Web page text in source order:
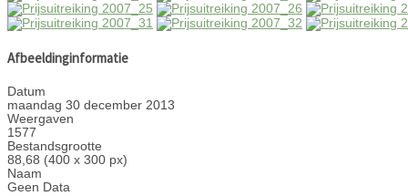
Afbeeldinginformatie
Datum
maandag 30 december 2013
Weergaven
1577
Bestandsgrootte
88,68 (400 x 300 px)
Naam
Geen Data